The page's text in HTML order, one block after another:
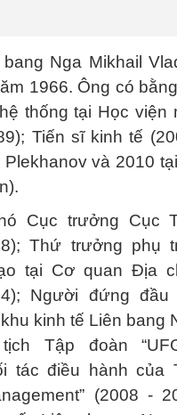
Nga Mikhail
1966. Ông có
thống tại Học viện
Tiến sĩ kinh tế
và 2010
Cục trưởng Cục
Thứ trưởng phụ
tại Cơ quan Địa
Người đứng đầu
kinh tế Liên bang
Tập đoàn
tác điều hành của
(2008 -